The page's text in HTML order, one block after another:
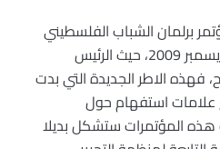
برلمان الشباب الفلسطيني
منتصف شهر كانون الاول – ديسمبر 2009، حيث الرئيس
فهذه الاطر الجديدة التي بدت
استفهام حول
هذه المؤتمرات ستشكل بديلا